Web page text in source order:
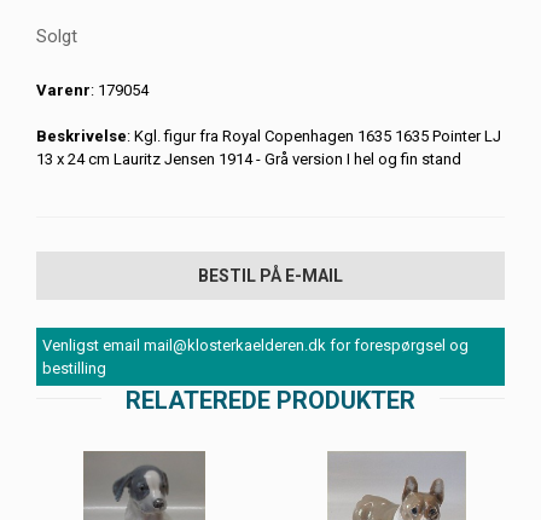
Solgt
Varenr: 179054
Beskrivelse: Kgl. figur fra Royal Copenhagen 1635 1635 Pointer LJ
13 x 24 cm Lauritz Jensen 1914 - Grå version I hel og fin stand
BESTIL PÅ E-MAIL
Venligst email mail@klosterkaelderen.dk for forespørgsel og
bestilling
RELATEREDE PRODUKTER